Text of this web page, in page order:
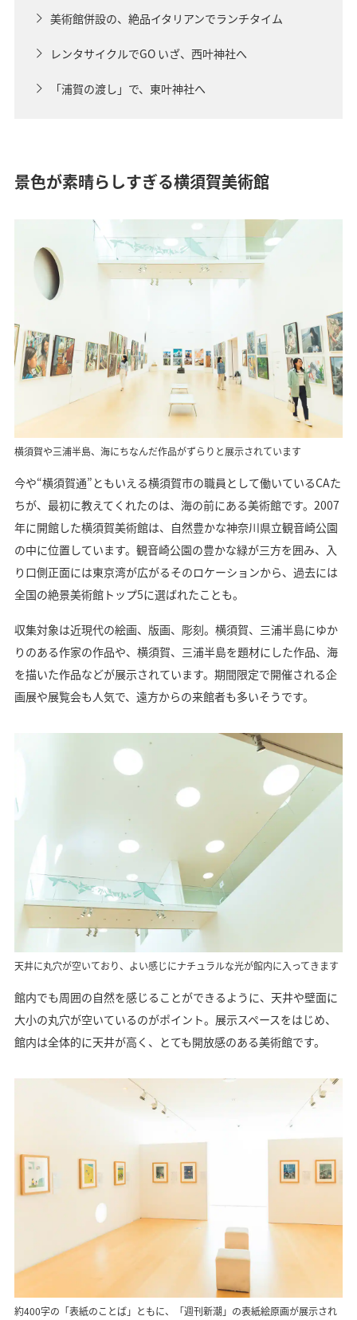
美術館併設の、絶品イタリアンでランチタイム
レンタサイクルでGO いざ、西叶神社へ
「浦賀の渡し」で、東叶神社へ
景色が素晴らしすぎる横須賀美術館
横須賀や三浦半島、海にちなんだ作品がずらりと展示されています
今や“横須賀通”ともいえる横須賀市の職員として働いているCAた
ちが、最初に教えてくれたのは、海の前にある美術館です。2007
年に開館した横須賀美術館は、自然豊かな神奈川県立観音崎公園
の中に位置しています。観音崎公園の豊かな緑が三方を囲み、入
り口側正面には東京湾が広がるそのロケーションから、過去には
全国の絶景美術館トップ5に選ばれたことも。
収集対象は近現代の絵画、版画、彫刻。横須賀、三浦半島にゆか
りのある作家の作品や、横須賀、三浦半島を題材にした作品、海
を描いた作品などが展示されています。期間限定で開催される企
画展や展覧会も人気で、遠方からの来館者も多いそうです。
天井に丸穴が空いており、よい感じにナチュラルな光が館内に入ってきます
館内でも周囲の自然を感じることができるように、天井や壁面に
大小の丸穴が空いているのがポイント。展示スペースをはじめ、
館内は全体的に天井が高く、とても開放感のある美術館です。
約400字の「表紙のことば」ともに、「週刊新潮」の表紙絵原画が展示され